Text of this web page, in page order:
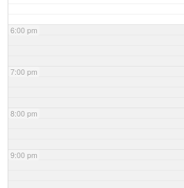
6:00 pm
7:00 pm
8:00 pm
9:00 pm